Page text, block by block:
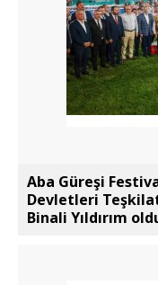
Aba Güreşi
Devletleri
Binali Yıldırım